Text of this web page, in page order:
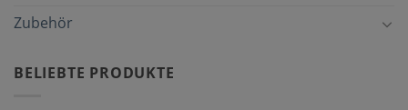
Zubehör
BELIEBTE PRODUKTE